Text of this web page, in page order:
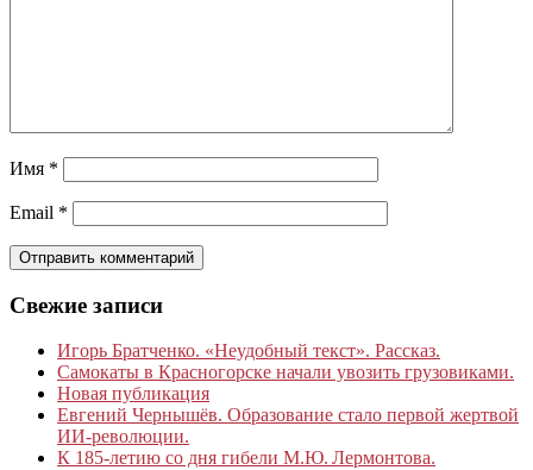
Имя *
Email *
Свежие записи
Игорь Братченко. «Неудобный текст». Рассказ.
Самокаты в Красногорске начали увозить грузовиками.
Новая публикация
Евгений Чернышёв. Образование стало первой жертвой
ИИ-революции.
К 185‑летию со дня гибели М.Ю. Лермонтова.